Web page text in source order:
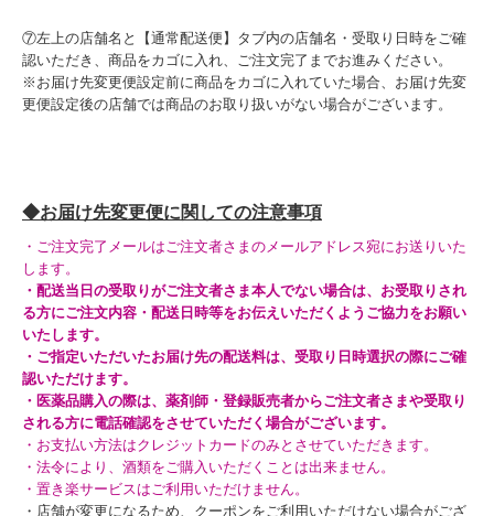
⑦左上の店舗名と【通常配送便】タブ内の店舗名・受取り日時をご確
認いただき、商品をカゴに入れ、ご注文完了までお進みください。
※お届け先変更便設定前に商品をカゴに入れていた場合、お届け先変
更便設定後の店舗では商品のお取り扱いがない場合がございます。
◆お届け先変更便に関しての注意事項
・ご注文完了メールはご注文者さまのメールアドレス宛にお送りいた
します。
・配送当日の受取りがご注文者さま本人でない場合は、お受取りされ
る方にご注文内容・配送日時等をお伝えいただくようご協力をお願い
いたします。
・ご指定いただいたお届け先の配送料は、受取り日時選択の際にご確
認いただけます。
・医薬品購入の際は、薬剤師・登録販売者からご注文者さまや受取り
される方に電話確認をさせていただく場合がございます。
・お支払い方法はクレジットカードのみとさせていただきます。
・法令により、酒類をご購入いただくことは出来ません。
・置き楽サービスはご利用いただけません。
・店舗が変更になるため、クーポンをご利用いただけない場合がござ